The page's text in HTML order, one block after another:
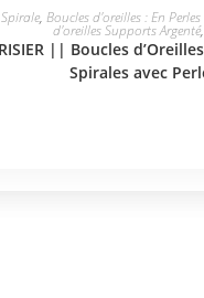
JE L'ADOPTE
, Boucles d'oreilles : En
d'oreilles Supports Argenté,
|| Boucles
Spirales avec